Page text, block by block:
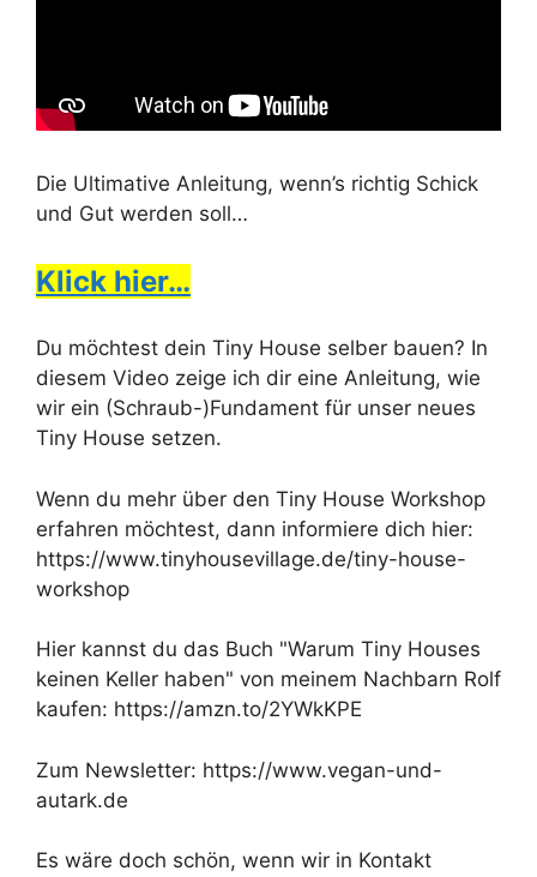
Die Ultimative Anleitung, wenn’s richtig Schick
und Gut werden soll…
Klick hier…
Du möchtest dein Tiny House selber bauen? In
diesem Video zeige ich dir eine Anleitung, wie
wir ein (Schraub-)Fundament für unser neues
Tiny House setzen.
Wenn du mehr über den Tiny House Workshop
erfahren möchtest, dann informiere dich hier:
https://www.tinyhousevillage.de/tiny-house-
workshop
Hier kannst du das Buch "Warum Tiny Houses
keinen Keller haben" von meinem Nachbarn Rolf
kaufen: https://amzn.to/2YWkKPE
Zum Newsletter: https://www.vegan-und-
autark.de
Es wäre doch schön, wenn wir in Kontakt